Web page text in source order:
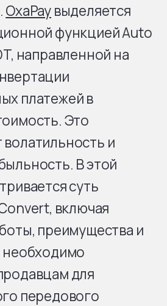
OxaPayвыделяется
функцией Auto
направленной на
платежей в
Это
и
В этой
суть
включая
преимущества и
необходимо
для
передового